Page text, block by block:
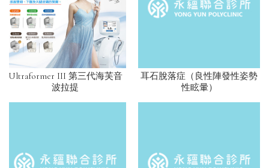
Ultraformer III 第三代海芙音
波拉提
耳石脫落症（良性陣發性姿勢
性眩暈）